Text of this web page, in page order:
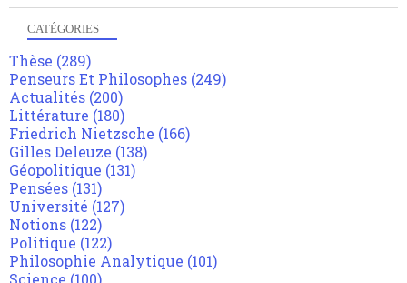
CATÉGORIES
Thèse (289)
Penseurs Et Philosophes (249)
Actualités (200)
Littérature (180)
Friedrich Nietzsche (166)
Gilles Deleuze (138)
Géopolitique (131)
Pensées (131)
Université (127)
Notions (122)
Politique (122)
Philosophie Analytique (101)